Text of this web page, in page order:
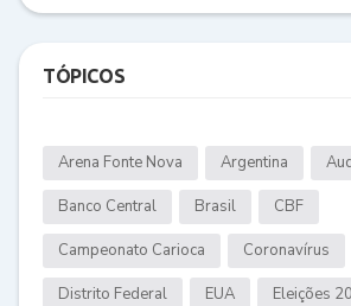
TÓPICOS
Arena Fonte Nova Argentina
Banco Central Brasil CBF
Campeonato Carioca Coronavírus
Distrito Federal EUA Eleições